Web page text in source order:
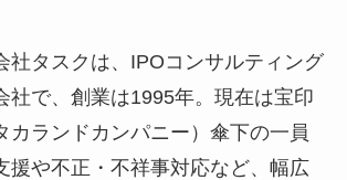
社タスクは、IPOコンサルティング
社で、創業は1995年。現在は宝印
カランドカンパニー）傘下の一員
援や不正・不祥事対応など、幅広